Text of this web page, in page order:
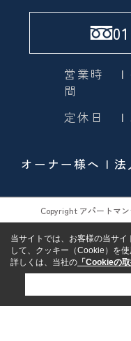
営業時
間
|
定休日
|
オーナー様へ 法
Copyright アパートマ
当サイトでは、お客様の当サ
して、クッキー（Cookie）を使
詳しくは、当社の 「Cookieの